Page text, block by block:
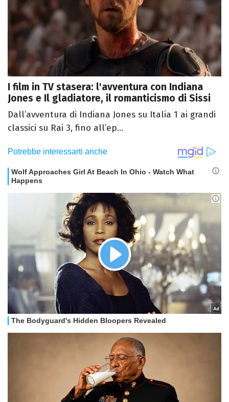
I film in TV stasera: l'avventura con Indiana
Jones e Il gladiatore, il romanticismo di Sissi
Dall’avventura di Indiana Jones su Italia 1 ai grandi
classici su Rai 3, fino all’ep...